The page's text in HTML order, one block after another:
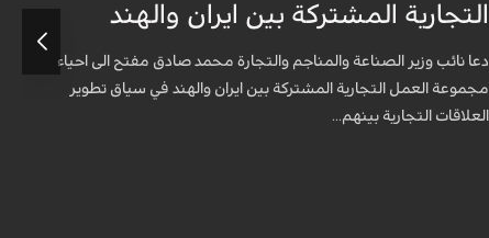
التجارية المشتركة بين ايران والهند
دعا نائب وزير الصناعة والمناجم والتجارة محمد صادق مفتح الى احياء
مجموعة العمل التجارية المشتركة بين ايران والهند في سياق تطوير
العلاقات التجارية بينهم...